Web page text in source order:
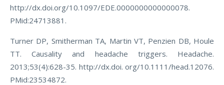
http://dx.doi.org/10.1097/EDE.0000000000000078.
PMid:24713881.
Turner DP, Smitherman TA, Martin VT, Penzien DB, Houle
TT. Causality and headache triggers. Headache.
2013;53(4):628-35. http://dx.doi. org/10.1111/head.12076.
PMid:23534872.